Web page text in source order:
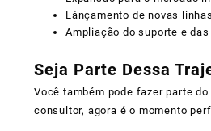
Lánçamento de novas
Ampliação do suporte e
Seja Parte Dessa
Você também pode fazer parte
consultor, agora é o momento